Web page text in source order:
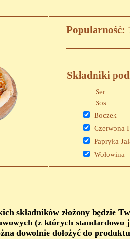
Popularność:
Składniki
Ser
Sos
Boczek
Czerwona
Papryka
Wołowina
składników złożony będzie
(z których
dowolnie dołożyć do